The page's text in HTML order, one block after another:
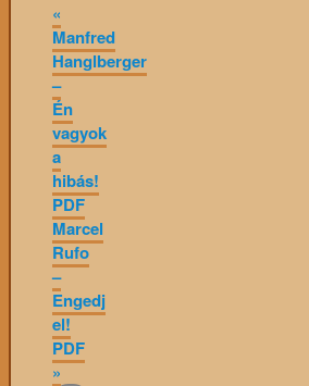
«
Manfred
Hanglberger
–
Én
vagyok
a
hibás!
PDF
Marcel
Rufo
–
Engedj
el!
PDF
»